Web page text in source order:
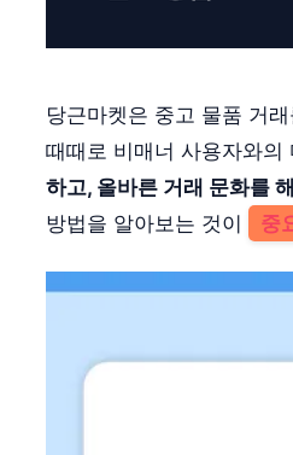
당근마켓은 중고 물품 거
때때로 비매너 사용자와의
하고, 올바른 거래 문화를
방법을 알아보는 것이
중